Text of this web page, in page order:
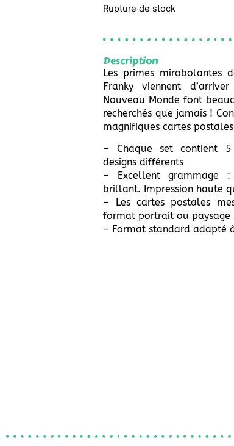
Rupture de stock
Description
Les primes mirobolantes
Franky viennent
Nouveau Monde font
recherchés que jamais !
magnifiques cartes postales
– Chaque set contient
designs différents
– Excellent grammage
brillant. Impression haute
– Les cartes postales
format portrait ou paysage
– Format standard adapté